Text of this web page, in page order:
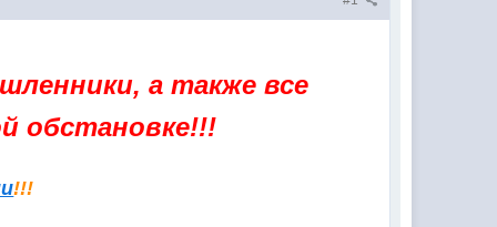
а также все
обстановке!!!
!!!